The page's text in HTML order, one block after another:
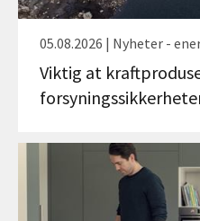
05.08.2026 | Nyheter -
Viktig at